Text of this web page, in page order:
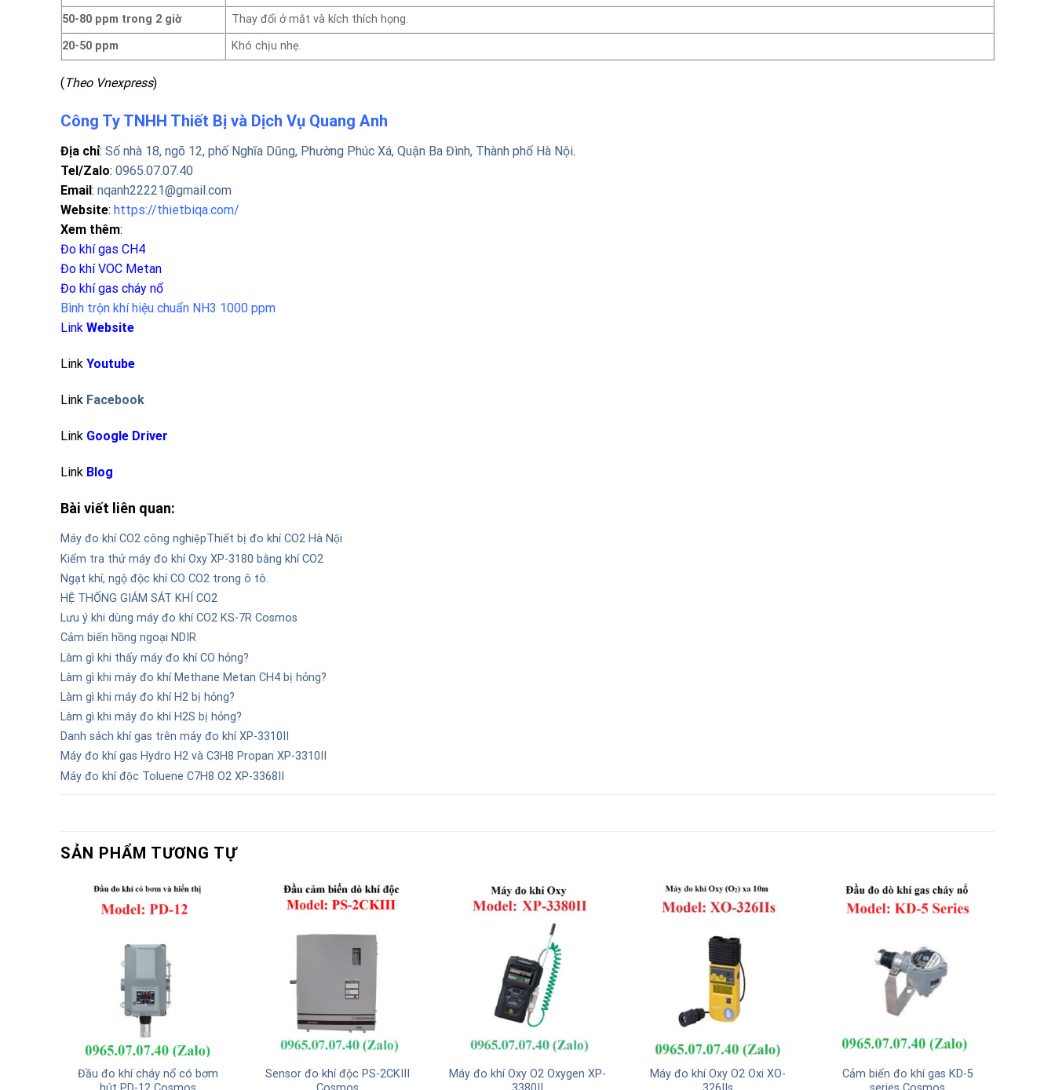
50-80 ppm trong 2 giờ
Thay đổi ở mắt và kích thích họng.
20-50 ppm
Khó chịu nhẹ.
(Theo Vnexpress)
Công Ty TNHH Thiết Bị và Dịch Vụ Quang Anh
Địa chỉ: Số nhà 18, ngõ 12, phố Nghĩa Dũng, Phường Phúc Xá, Quận Ba Đình, Thành phố Hà Nội.
Tel/Zalo: 0965.07.07.40
Email : nqanh22221@gmail.com
Website: https://thietbiqa.com/
Xem thêm:
Đo khí gas CH4
Đo khí VOC Metan
Đo khí gas cháy nổ
Bình trộn khí hiệu chuẩn NH3 1000 ppm
Link Website
Link Youtube
Link Facebook
Link Google Driver
Link Blog
Bài viết liên quan:
Máy đo khí CO2 công nghiệpThiết bị đo khí CO2 Hà Nội
Kiểm tra thử máy đo khí Oxy XP-3180 bằng khí CO2
Ngạt khí, ngộ độc khí CO CO2 trong ô tô.
HỆ THỐNG GIÁM SÁT KHÍ CO2
Lưu ý khi dùng máy đo khí CO2 KS-7R Cosmos
Cảm biến hồng ngoại NDIR
Làm gì khi thấy máy đo khí CO hỏng?
Làm gì khi máy đo khí Methane Metan CH4 bị hỏng?
Làm gì khi máy đo khí H2 bị hỏng?
Làm gì khi máy đo khí H2S bị hỏng?
Danh sách khí gas trên máy đo khí XP-3310II
Máy đo khí gas Hydro H2 và C3H8 Propan XP-3310II
Máy đo khí độc Toluene C7H8 O2 XP-3368II
SẢN PHẨM TƯƠNG TỰ
Đầu đo khí cháy nổ có bơm
Sensor đo khí độc PS-2CKIII
Máy đo khí Oxy O2 Oxygen XP-
Máy đo khí Oxy O2 Oxi XO-
Cảm biến đo khí gas KD-5